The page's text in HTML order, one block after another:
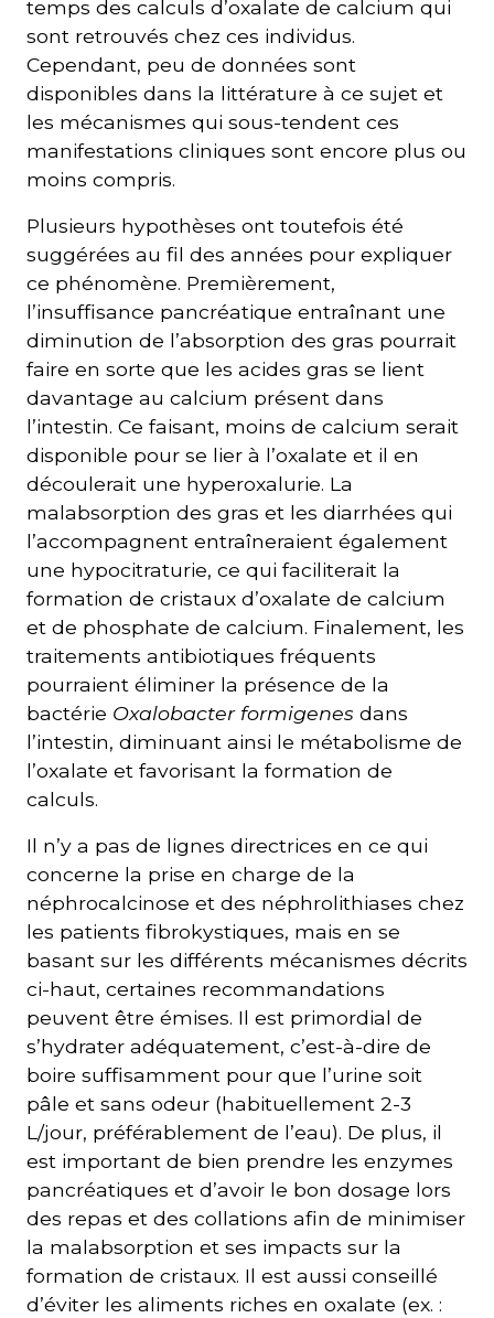
temps des calculs d’oxalate de calcium qui
sont retrouvés chez ces individus.
Cependant, peu de données sont
disponibles dans la littérature à ce sujet et
les mécanismes qui sous-tendent ces
manifestations cliniques sont encore plus ou
moins compris.
Plusieurs hypothèses ont toutefois été
suggérées au fil des années pour expliquer
ce phénomène. Premièrement,
l’insuffisance pancréatique entraînant une
diminution de l’absorption des gras pourrait
faire en sorte que les acides gras se lient
davantage au calcium présent dans
l’intestin. Ce faisant, moins de calcium serait
disponible pour se lier à l’oxalate et il en
découlerait une hyperoxalurie. La
malabsorption des gras et les diarrhées qui
l’accompagnent entraîneraient également
une hypocitraturie, ce qui faciliterait la
formation de cristaux d’oxalate de calcium
et de phosphate de calcium. Finalement, les
traitements antibiotiques fréquents
pourraient éliminer la présence de la
bactérie Oxalobacter formigenes dans
l’intestin, diminuant ainsi le métabolisme de
l’oxalate et favorisant la formation de
calculs.
Il n’y a pas de lignes directrices en ce qui
concerne la prise en charge de la
néphrocalcinose et des néphrolithiases chez
les patients fibrokystiques, mais en se
basant sur les différents mécanismes décrits
ci-haut, certaines recommandations
peuvent être émises. Il est primordial de
s’hydrater adéquatement, c’est-à-dire de
boire suffisamment pour que l’urine soit
pâle et sans odeur (habituellement 2-3
L/jour, préférablement de l’eau). De plus, il
est important de bien prendre les enzymes
pancréatiques et d’avoir le bon dosage lors
des repas et des collations afin de minimiser
la malabsorption et ses impacts sur la
formation de cristaux. Il est aussi conseillé
d’éviter les aliments riches en oxalate (ex. :